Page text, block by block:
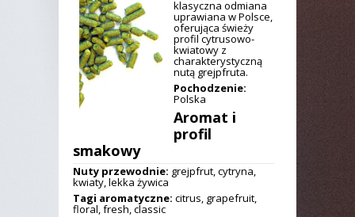
klasyczna odmiana
uprawiana w Polsce,
oferująca świeży
profil cytrusowo-
kwiatowy z
charakterystyczną
nutą grejpfruta.
Pochodzenie:
Polska
Aromat i
profil
smakowy
Nuty przewodnie: grejpfrut, cytryna,
kwiaty, lekka żywica
Tagi aromatyczne: citrus, grapefruit,
floral, fresh, classic